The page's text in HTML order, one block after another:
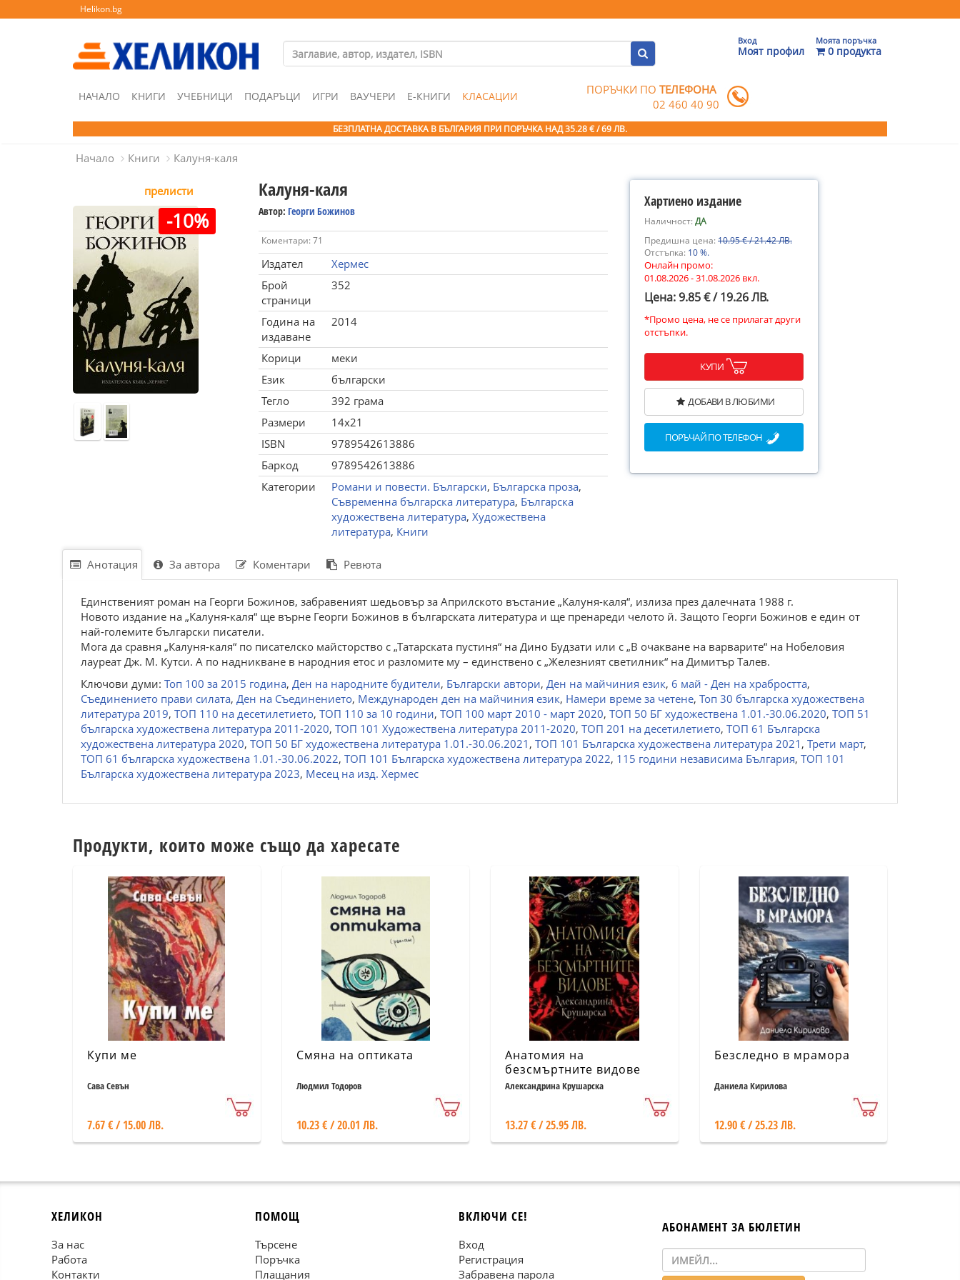
Helikon.bg
Вход
Моят профил
Моята поръчка
0 продукта
НАЧАЛО КНИГИ УЧЕБНИЦИ ПОДАРЪЦИ ИГРИ ВАУЧЕРИ Е-КНИГИ КЛАСАЦИИ ПОРЪЧКИ ПОТЕЛЕФОНА
02 460 40 90
БЕЗПЛАТНА ДОСТАВКА В БЪЛГАРИЯ ПРИ ПОРЪЧКА НАД 35.28 € / 69 ЛВ.
Начало Книги Калуня-каля
прелисти
-10%
Калуня-каля
Автор: Георги Божинов
Коментари: 71
Издател
Хермес
Брой
страници
352
Година на
издаване
2014
Корици
меки
Език
български
Тегло
392 грама
Размери
14x21
ISBN
9789542613886
Баркод
9789542613886
Категории
Романи и повести. Български, Българска проза,
Съвременна българска литература, Българска
художествена литература, Художествена
литература, Книги
Хартиено издание
Наличност:ДА
Предишна цена:10.95 € / 21.42 ЛВ.
Отстъпка: 10 %.
Онлайн промо:
01.08.2026 - 31.08.2026 вкл.
Цена: 9.85 € / 19.26 ЛВ.
*Промо цена, не се прилагат други
отстъпки.
КУПИ
ДОБАВИ В ЛЮБИМИ
ПОРЪЧАЙ ПО ТЕЛЕФОН
Анотация За автора Коментари Ревюта
Единственият роман на Георги Божинов, забравеният шедьовър за Априлското въстание „Калуня-каля“, излиза през далечната 1988 г.
Новото издание на „Калуня-каля“ ще върне Георги Божинов в българската литература и ще пренареди челото й. Защото Георги Божинов е един от
най-големите български писатели.
Мога да сравня „Калуня-каля“ по писателско майсторство с „Татарската пустиня“ на Дино Будзати или с „В очакване на варварите“ на Нобеловия
лауреат Дж. М. Кутси. А по надникване в народния етос и разломите му – единствено с „Железният светилник“ на Димитър Талев.
Ключови думи: Топ 100 за 2015 година, Ден на народните будители, Български автори, Ден на майчиния език, 6 май - Ден на храбростта,
Съединението прави силата, Ден на Съединението, Международен ден на майчиния език, Намери време за четене, Топ 30 българска художествена
литература 2019, ТОП 110 на десетилетието, ТОП 110 за 10 години, ТОП 100 март 2010 - март 2020, ТОП 50 БГ художествена 1.01.-30.06.2020, ТОП 51
българска художествена литература 2011-2020, ТОП 101 Художествена литература 2011-2020, ТОП 201 на десетилетието, ТОП 61 Българска
художествена литература 2020, ТОП 50 БГ художествена литература 1.01.-30.06.2021 , ТОП 101 Българска художествена литература 2021 , Трети март,
ТОП 61 българска художествена 1.01.-30.06.2022, ТОП 101 Българска художествена литература 2022, 115 години независима България, ТОП 101
Българска художествена литература 2023, Месец на изд. Хермес
Продукти, които може също да харесате
Купи ме
Сава Севън
7.67 € / 15.00 ЛВ.
Смяна на оптиката
Людмил Тодоров
10.23 € / 20.01 ЛВ.
Анатомия на
безсмъртните видове
Александрина Крушарска
13.27 € / 25.95 ЛВ.
Безследно в мрамора
Даниела Кирилова
12.90 € / 25.23 ЛВ.
ХЕЛИКОН
За нас
Работа
Контакти
ПОМОЩ
Търсене
Поръчка
Плащания
ВКЛЮЧИ СЕ!
Вход
Регистрация
Забравена парола
АБОНАМЕНТ ЗА БЮЛЕТИН